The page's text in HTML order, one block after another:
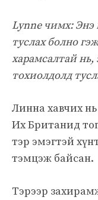
Lynne чимх: Энэ
туслах болно
харамсалтай нь,
тохиолдолд
Линна хавчих
Их Британид
тэр эмэгтэй
тэмцэж байсан.
Тэрээр